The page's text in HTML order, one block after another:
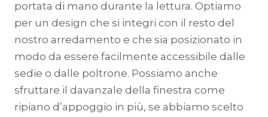
portata di mano durante la lettura. Optiamo
per un design che si integri con il resto del
nostro arredamento e che sia posizionato in
modo da essere facilmente accessibile dalle
sedie o dalle poltrone. Possiamo anche
sfruttare il davanzale della finestra come
ripiano d’appoggio in più, se abbiamo scelto